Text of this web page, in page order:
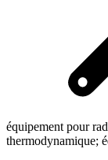
équipement pour
thermodynamique;